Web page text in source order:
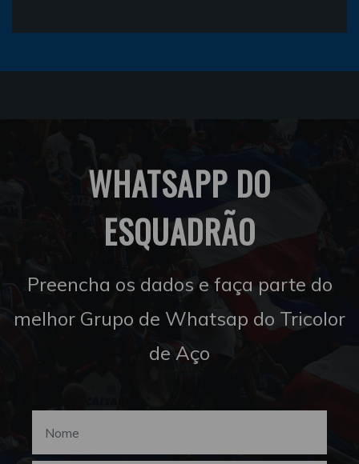
WHATSAPP DO
ESQUADRÃO
Preencha os dados e faça parte do
melhor Grupo de Whatsap do Tricolor
de Aço